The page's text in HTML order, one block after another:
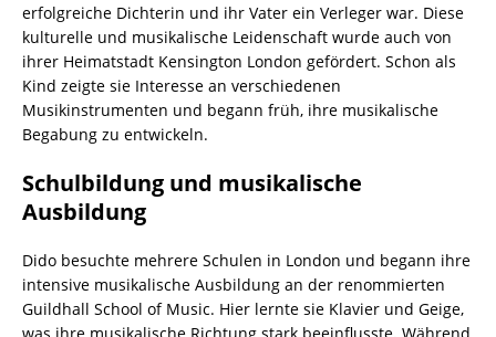
erfolgreiche Dichterin und ihr Vater ein Verleger war. Diese
kulturelle und musikalische Leidenschaft wurde auch von
ihrer Heimatstadt Kensington London gefördert. Schon als
Kind zeigte sie Interesse an verschiedenen
Musikinstrumenten und begann früh, ihre musikalische
Begabung zu entwickeln.
Schulbildung und musikalische
Ausbildung
Dido besuchte mehrere Schulen in London und begann ihre
intensive musikalische Ausbildung an der renommierten
Guildhall School of Music. Hier lernte sie Klavier und Geige,